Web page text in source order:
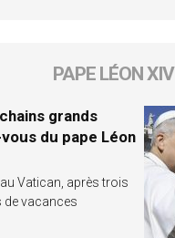
PAPE LÉON XIV
grands
du pape Léon
Vatican, après trois
de vacances